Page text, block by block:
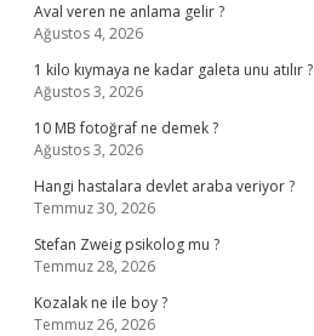
Aval veren ne anlama gelir ?
Ağustos 4, 2026
1 kilo kıymaya ne kadar galeta unu atılır ?
Ağustos 3, 2026
10 MB fotoğraf ne demek ?
Ağustos 3, 2026
Hangi hastalara devlet araba veriyor ?
Temmuz 30, 2026
Stefan Zweig psikolog mu ?
Temmuz 28, 2026
Kozalak ne ile boy ?
Temmuz 26, 2026